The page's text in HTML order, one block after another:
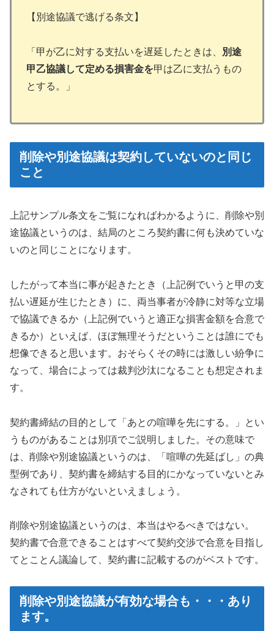
【別途協議で逃げる条文】
「甲が乙に対する支払いを遅延したときは、
別途
甲乙協議して定める損害金を甲は乙に支払うもの
とする。」
削除や別途協議は契約していないのと同じ
こと
上記サンプル条文をご覧になればわかるように、削除や別
途協議というのは、結局のところ契約書に何も決めていな
いのと同じことになります。
したがって本当に事が起きたとき（上記例でいうと甲の支
払い遅延が生じたとき）に、両当事者が冷静に対等な立場
で協議できるか（上記例でいうと適正な損害金額を合意で
きるか）といえば、ほぼ無理そうだということは誰にでも
想像できると思います。おそらくその時には激しい紛争に
なって、場合によっては裁判沙汰になることも想定されま
す。
契約書締結の目的として「あとの喧嘩を先にする。」とい
うものがあることは別項でご説明しました。その意味で
は、削除や別途協議というのは、「喧嘩の先延ばし」の典
型例であり、契約書を締結する目的にかなっていないとみ
なされても仕方がないといえましょう。
削除や別途協議というのは、本当はやるべきではない。
契約書で合意できることはすべて契約交渉で合意を目指し
てとことん議論して、契約書に記載するのがベストです。
削除や別途協議が有効な場合も・・・あり
ます。